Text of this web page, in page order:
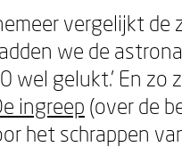
vergelijkt de
we de
wel gelukt.’ En zo
ingreep (over de
het schrappen